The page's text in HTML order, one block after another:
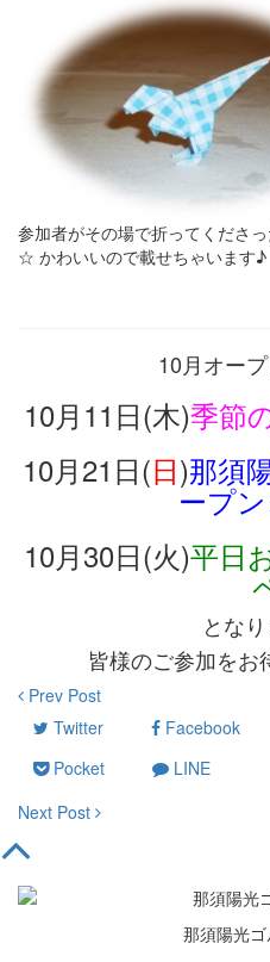
参加者がその場で折ってくださ
☆ かわいいので載せちゃいます♪
10月オー
10月11日(木)季節
10月21日(日)那須
ープ
10月30日(火)平日
となり
皆様のご参加を
Prev Post
Twitter
Facebook
Pocket
LINE
Next Post
那須陽光